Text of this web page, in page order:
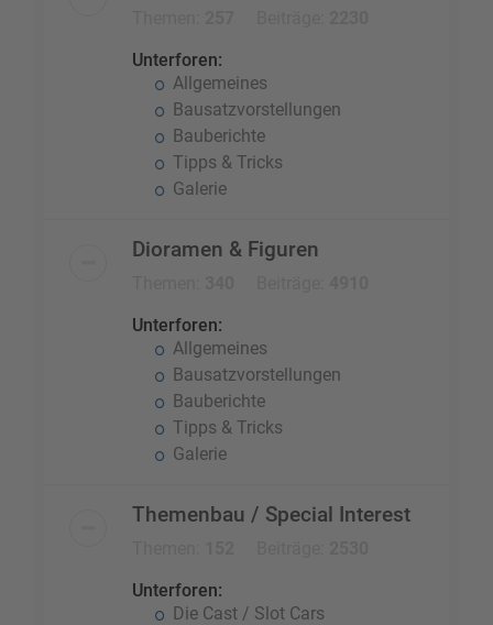
Unterforen:
Allgemeines
Bausatzvorstellungen
Bauberichte
Tipps & Tricks
Galerie
Dioramen & Figuren
Unterforen:
Allgemeines
Bausatzvorstellungen
Bauberichte
Tipps & Tricks
Galerie
Themenbau / Special Interest
Unterforen:
Die Cast / Slot Cars